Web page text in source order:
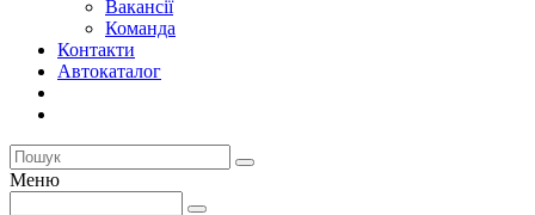
Вакансії
Команда
Контакти
Автокаталог
Меню